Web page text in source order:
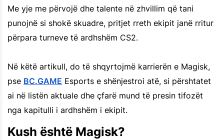
Me yje me përvojë dhe talente në zhvillim që tani
punojnë si shokë skuadre, pritjet rreth ekipit janë rritur
përpara turneve të ardhshëm CS2.
Në këtë artikull, do të shqyrtojmë karrierën e Magisk,
pse BC.GAME Esports e shënjestroi atë, si përshtatet
ai në listën aktuale dhe çfarë mund të presin tifozët
nga kapitulli i ardhshëm i ekipit.
Kush është Magisk?